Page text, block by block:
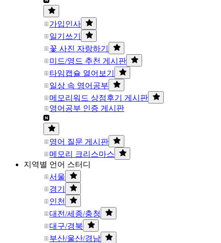
가입인사
일기쓰기
꽃 사진 자랑하기
미드/영드 추천 게시판
타임캡슐 열어보기
일상 속 영어공부
메모리워드 상점후기 게시판
영어공부 인증 게시판
영어 질문 게시판
메모리 크리스마스
지역별 언어 스터디
서울
경기
인천
대전/세종/충청
대구/경북
부산/울산/경남